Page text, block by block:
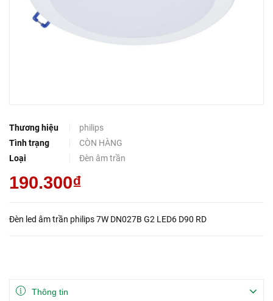
Thương hiệu
philips
Tình trạng
CÒN HÀNG
Loại
Đèn âm trần
190.300₫
Đèn led âm trần philips 7W DN027B G2 LED6 D90 RD
Thông tin